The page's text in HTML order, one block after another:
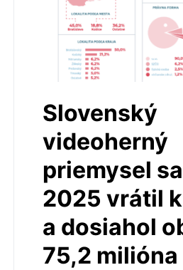
Slovenský
videoherný
priemysel
2025 vrátil
a dosiahol
75,2